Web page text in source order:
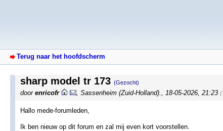
Terug naar het hoofdscherm
sharp model tr 173 (Gezocht)
door enricofr Sassenheim (Zuid-Holland). 18-05-2026, 21:23
Hallo mede-forumleden,
Ik ben nieuw op dit forum en zal mij even kort voorstellen.